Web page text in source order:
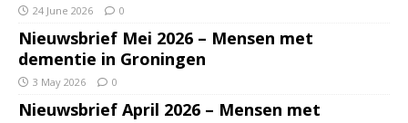
24 June 2026 0
Nieuwsbrief Mei 2026 – Mensen met
dementie in Groningen
3 May 2026 0
Nieuwsbrief April 2026 – Mensen met